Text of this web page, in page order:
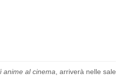
anime al cinema , arriverà nelle sale